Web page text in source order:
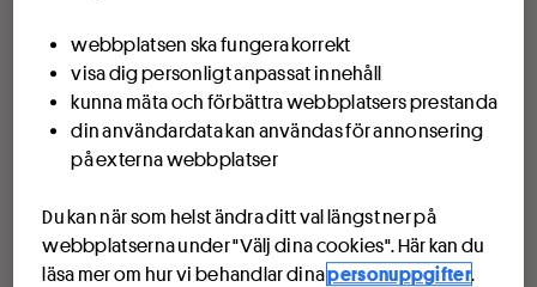
webbplatsen ska fungera korrekt
visa dig personligt anpassat innehåll
kunna mäta och förbättra webbplatsers prestanda
din användardata kan användas för annonsering
på externa webbplatser
Du kan när som helst ändra ditt val längst ner på
webbplatserna under "Välj dina cookies". Här kan du
läsa mer om hur vi behandlar dinapersonuppgifter.